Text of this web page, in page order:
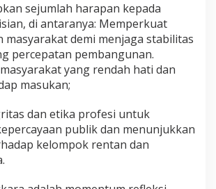
sejumlah harapan kepada
di antaranya: Memperkuat
masyarakat demi menjaga stabilitas
percepatan pembangunan.
yang rendah hati dan
masukan;
dan etika profesi untuk
publik dan menunjukkan
kelompok rentan dan